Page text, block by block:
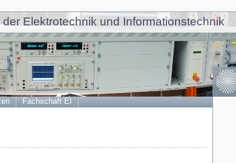
Elektrotechnik und Informationstechnik
Fachschaft EI